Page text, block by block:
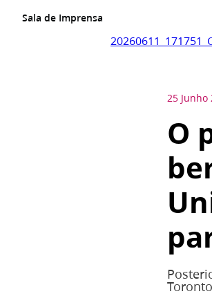
Sala de Imprensa
25 Junho
O
Toronto